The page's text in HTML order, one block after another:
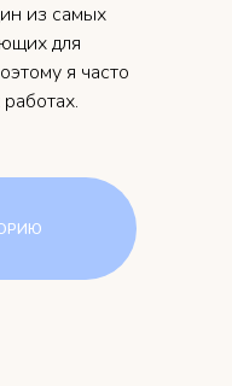
из самых
для
я часто